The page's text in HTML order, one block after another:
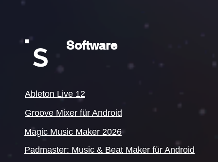
S Software
Ableton Live 12
Groove Mixer für Android
Magic Music Maker 2026
Padmaster: Music & Beat Maker​​ für Android